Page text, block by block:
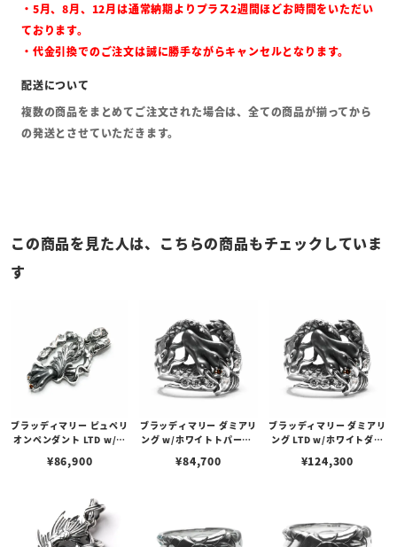
・5月、8月、12月は通常納期よりプラス2週間ほどお時間をいただい
ております。
・代金引換でのご注文は誠に勝手ながらキャンセルとなります。
複数の商品をまとめてご注文された場合は、全ての商品が揃ってから
の発送とさせていただきます。
この商品を見た人は、こちらの商品もチェックしていま
す
ブラッディマリー ピュペリ
オンペンダント LTD w/ホ
ドダイヤモンド
¥86,900
ブラッディマリー ダミアリ
ング w/ホワイトトパーズ/
¥84,700
ブラッディマリー ダミアリ
ング LTD w/ホワイトダイ
ンド
¥124,300